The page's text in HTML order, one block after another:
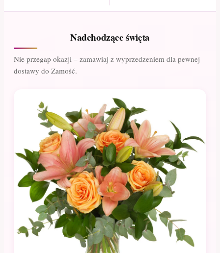
Nadchodzące święta
Nie przegap okazji – zamawiaj z wyprzedzeniem dla pewnej
dostawy do Zamość.